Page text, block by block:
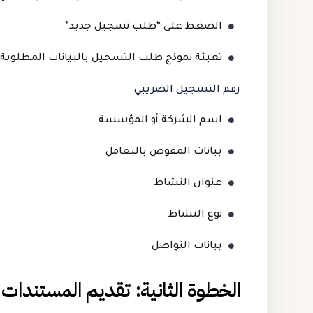
الضغط على “طلب تسجيل جديد”
تعبئة نموذج طلب التسجيل بالبيانات
رقم التسجيل الضريبي
اسم الشركة أو المؤسسة
بيانات المفوض بالتعامل
عنوان النشاط
نوع النشاط
بيانات التواصل
الخطوة الثانية: تقديم